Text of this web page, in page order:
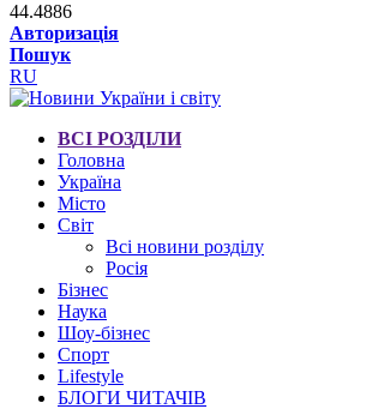
44.4886
Авторизація
Пошук
RU
ВСІ РОЗДІЛИ
Головна
Україна
Місто
Світ
Всі новини розділу
Росія
Бізнес
Наука
Шоу-бізнес
Спорт
Lifestyle
БЛОГИ ЧИТАЧІВ